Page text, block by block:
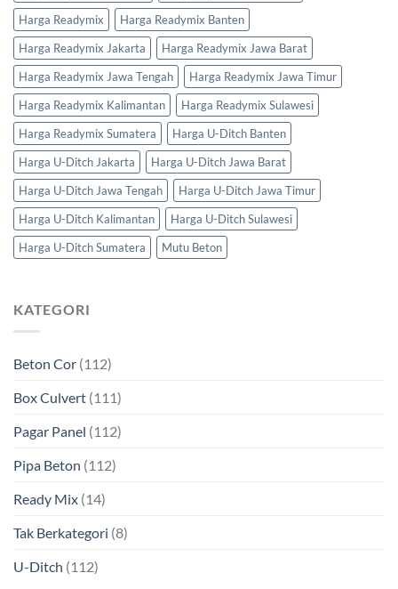
Harga Readymix
Harga Readymix Banten
Harga Readymix Jakarta
Harga Readymix Jawa Barat
Harga Readymix Jawa Tengah
Harga Readymix Jawa Timur
Harga Readymix Kalimantan
Harga Readymix Sulawesi
Harga Readymix Sumatera
Harga U-Ditch Banten
Harga U-Ditch Jakarta
Harga U-Ditch Jawa Barat
Harga U-Ditch Jawa Tengah
Harga U-Ditch Jawa Timur
Harga U-Ditch Kalimantan
Harga U-Ditch Sulawesi
Harga U-Ditch Sumatera
Mutu Beton
KATEGORI
Beton Cor (112)
Box Culvert (111)
Pagar Panel (112)
Pipa Beton (112)
Ready Mix (14)
Tak Berkategori (8)
U-Ditch (112)